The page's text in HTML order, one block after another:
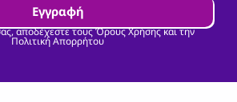
Εγγραφή
αποδέχεστε τους Όρους Χρήσης και την
Πολιτική Απορρήτου